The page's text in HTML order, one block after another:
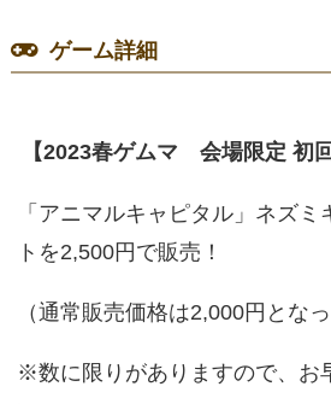
ゲーム詳細
【2023春ゲムマ 会場限定 初
「アニマルキャピタル」ネズ
トを2,500円で販売！
（通常販売価格は2,000円とな
※数に限りがありますので、お